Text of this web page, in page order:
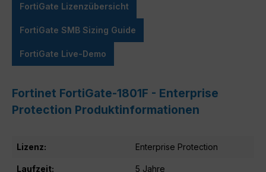
FortiGate Lizenzübersicht
FortiGate SMB Sizing Guide
FortiGate Live-Demo
Fortinet FortiGate-1801F - Enterprise
Protection Produktinformationen
Lizenz: Enterprise Protection
Laufzeit: 5 Jahre